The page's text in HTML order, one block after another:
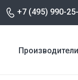
+7 (495) 990-
Производители